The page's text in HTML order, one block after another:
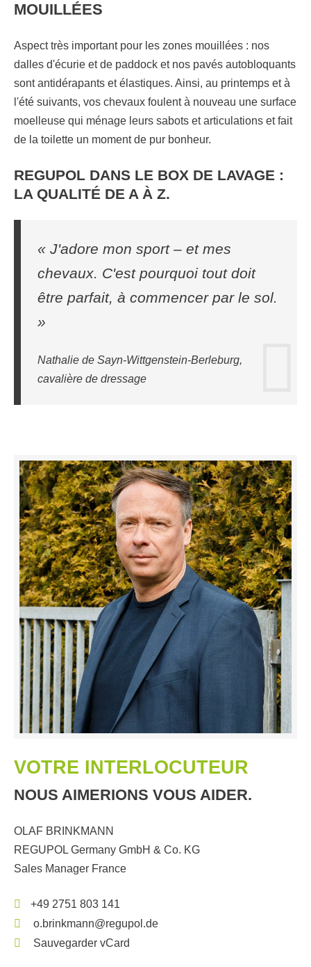
MOUILLÉES
Aspect très important pour les zones mouillées : nos
dalles d'écurie et de paddock et nos pavés autobloquants
sont antidérapants et élastiques. Ainsi, au printemps et à
l'été suivants, vos chevaux foulent à nouveau une surface
moelleuse qui ménage leurs sabots et articulations et fait
de la toilette un moment de pur bonheur.
REGUPOL DANS LE BOX DE LAVAGE :
LA QUALITÉ DE A À Z.
« J'adore mon sport – et mes
chevaux. C'est pourquoi tout doit
être parfait, à commencer par le sol.
»
Nathalie de Sayn-Wittgenstein-Berleburg,
cavalière de dressage
VOTRE INTERLOCUTEUR
NOUS AIMERIONS VOUS AIDER.
OLAF BRINKMANN
REGUPOL Germany GmbH & Co. KG
Sales Manager France
+49 2751 803 141
o.brinkmann@regupol.de
Sauvegarder vCard